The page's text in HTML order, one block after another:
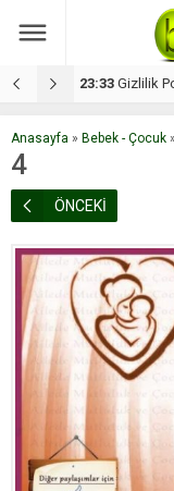
17:08 Dilan,
Anasayfa » Bebek - Çocuk »
4
ÖNCEKİ